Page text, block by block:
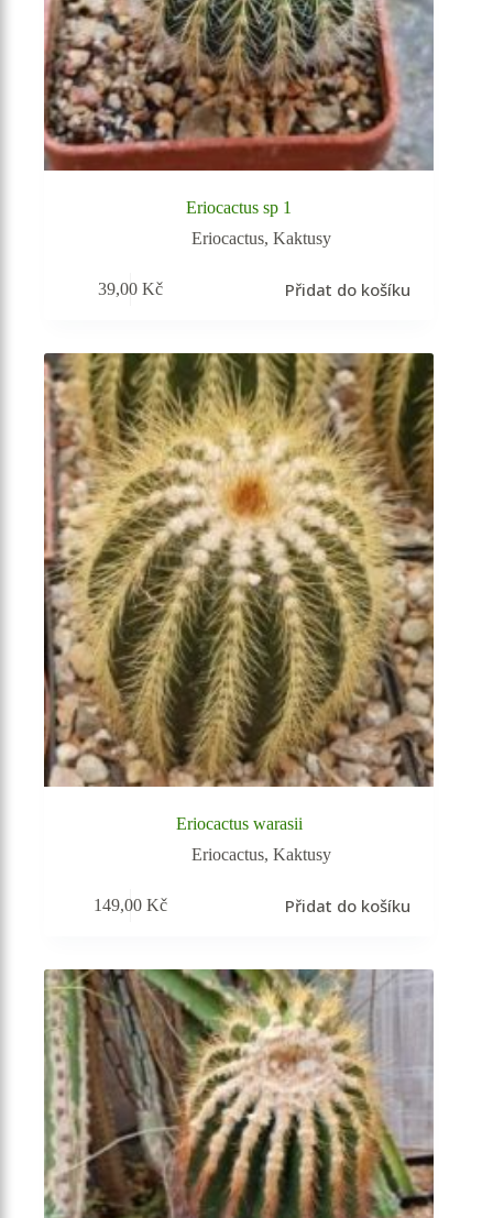
Eriocactus sp 1
Eriocactus, Kaktusy
39,00Kč Přidat do košíku
Eriocactus warasii
Eriocactus, Kaktusy
149,00Kč Přidat do košíku